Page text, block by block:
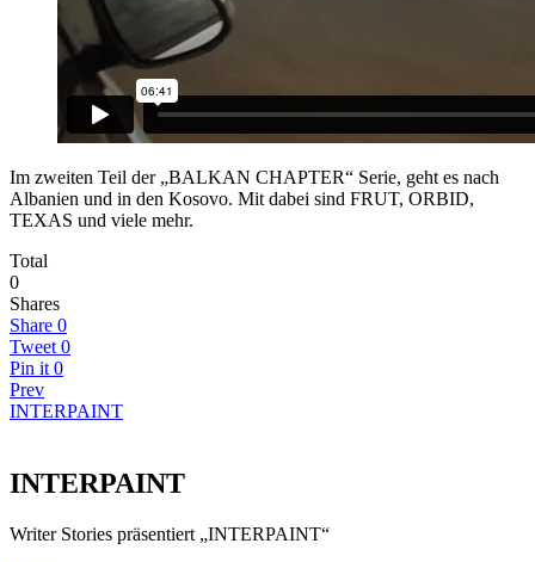
Im zweiten Teil der „BALKAN CHAPTER“ Serie, geht es nach
Albanien und in den Kosovo. Mit dabei sind FRUT, ORBID,
TEXAS und viele mehr.
Total
0
Shares
Share 0
Tweet 0
Pin it 0
Prev
INTERPAINT
INTERPAINT
Writer Stories präsentiert „INTERPAINT“